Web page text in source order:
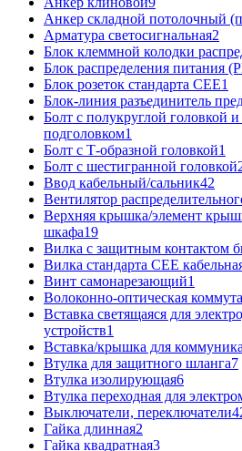
Анкер складной потолочный
Арматура светосигнальная2
Блок клеммной колодки
Блок распределения питания
Блок розеток стандарта CEE1
Блок-линия разъединитель
Болт с полукруглой головкой
подголовком1
Болт с Т-образной головкой1
Болт с шестигранной головкой
Ввод кабельный/сальник42
Вентилятор
Верхняя крышка/элемент
шкафа19
Вилка с защитным контактом
Вилка стандарта CEE
Винт самонарезающий1
Волоконно-оптическая
Вставка светящаяся для
устройств1
Вставка/крышка для
Втулка для защитного шланга7
Втулка изолирующая6
Втулка переходная для
Выключатели, переключатели
Гайка длинная2
Гайка квадратная3